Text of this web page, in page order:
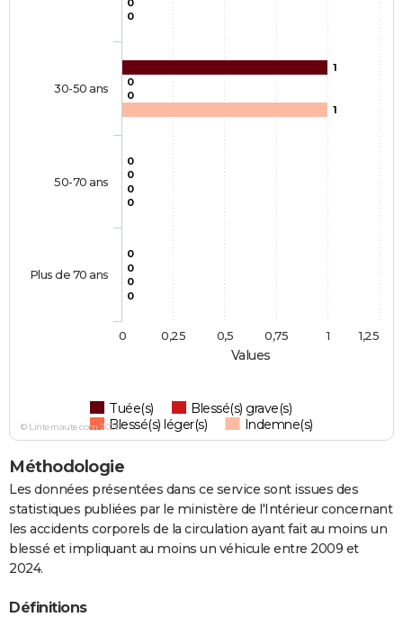
Values
1
0
0
0
0
0
0
0
0
0
1
0
0
Tuée(s)
Blessé(s) grave(s)
Blessé(s) léger(s)
Indemne(s)
30-50 ans
50-70 ans
Plus de 70 ans
0 1
0,25 0,5 0,75 1,25
© Linternaute.com 2026
Méthodologie
Les données présentées dans ce service sont issues des
statistiques publiées par le ministère de l'Intérieur concernant
les accidents corporels de la circulation ayant fait au moins un
blessé et impliquant au moins un véhicule entre 2009 et
2024.
Définitions